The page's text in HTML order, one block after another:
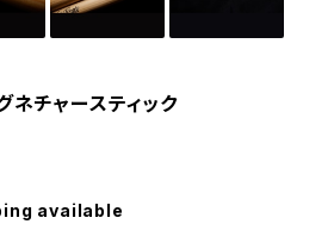
チャースティック
available